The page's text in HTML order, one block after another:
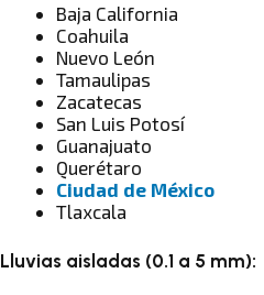
Baja California
Coahuila
Nuevo León
Tamaulipas
Zacatecas
San Luis Potosí
Guanajuato
Querétaro
Ciudad de México
Tlaxcala
Lluvias aisladas (0.1 a 5 mm):